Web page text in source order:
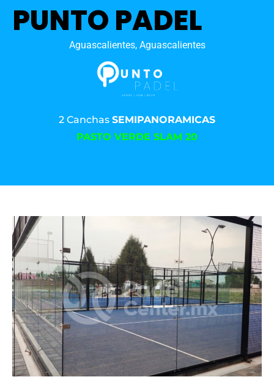
PUNTO PADEL
Aguascalientes, Aguascalientes
2 Canchas SEMIPANORAMICAS
PASTO VERDE SLAM 20